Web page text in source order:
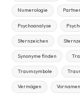
Numerologie
Psychoanalyse
Sternzeichen
Synonyme finden
Traumsymbole
Vermögen Vornamen